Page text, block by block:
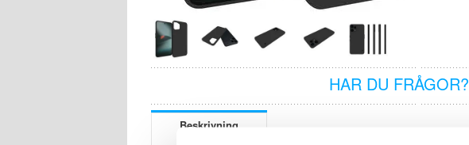
HAR DU FRÅGOR?
Beskrivning